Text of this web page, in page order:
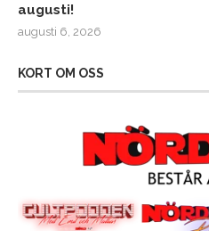
augusti!
augusti 6, 2026
KORT OM OSS